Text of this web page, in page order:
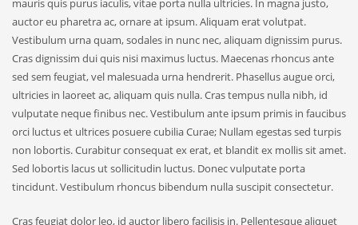
mauris quis purus iaculis, vitae porta nulla ultricies. In magna justo,
auctor eu pharetra ac, ornare at ipsum. Aliquam erat volutpat.
Vestibulum urna quam, sodales in nunc nec, aliquam dignissim purus.
Cras dignissim dui quis nisi maximus luctus. Maecenas rhoncus ante
sed sem feugiat, vel malesuada urna hendrerit. Phasellus augue orci,
ultricies in laoreet ac, aliquam quis nulla. Cras tempus nulla nibh, id
vulputate neque finibus nec. Vestibulum ante ipsum primis in faucibus
orci luctus et ultrices posuere cubilia Curae; Nullam egestas sed turpis
non lobortis. Curabitur consequat ex erat, et blandit ex mollis sit amet.
Sed lobortis lacus ut sollicitudin luctus. Donec vulputate porta
tincidunt. Vestibulum rhoncus bibendum nulla suscipit consectetur.
Cras feugiat dolor leo, id auctor libero facilisis in. Pellentesque aliquet